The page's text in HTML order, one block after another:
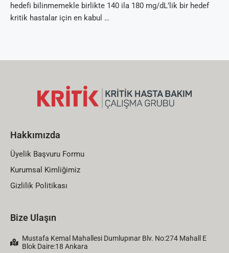
hedefi bilinmemekle birlikte 140 ila 180 mg/dL’lik bir hedef
kritik hastalar için en kabul …
Hakkımızda
Üyelik Başvuru Formu
Kurumsal Kimliğimiz
Gizlilik Politikası
Bize Ulaşın
Mustafa Kemal Mahallesi Dumlupınar Blv. No:274 Mahall E
Blok Daire:18 Ankara